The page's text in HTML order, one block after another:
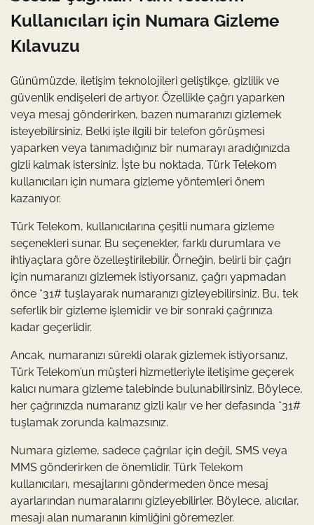
Kullanıcıları için Numara Gizleme
Kılavuzu
Günümüzde, iletişim teknolojileri geliştikçe, gizlilik ve
güvenlik endişeleri de artıyor. Özellikle çağrı yaparken
veya mesaj gönderirken, bazen numaranızı gizlemek
isteyebilirsiniz. Belki işle ilgili bir telefon görüşmesi
yaparken veya tanımadığınız bir numarayı aradığınızda
gizli kalmak istersiniz. İşte bu noktada, Türk Telekom
kullanıcıları için numara gizleme yöntemleri önem
kazanıyor.
Türk Telekom, kullanıcılarına çeşitli numara gizleme
seçenekleri sunar. Bu seçenekler, farklı durumlara ve
ihtiyaçlara göre özelleştirilebilir. Örneğin, belirli bir çağrı
için numaranızı gizlemek istiyorsanız, çağrı yapmadan
önce *31# tuşlayarak numaranızı gizleyebilirsiniz. Bu, tek
seferlik bir gizleme işlemidir ve bir sonraki çağrınıza
kadar geçerlidir.
Ancak, numaranızı sürekli olarak gizlemek istiyorsanız,
Türk Telekom’un müşteri hizmetleriyle iletişime geçerek
kalıcı numara gizleme talebinde bulunabilirsiniz. Böylece,
her çağrınızda numaranız gizli kalır ve her defasında *31#
tuşlamak zorunda kalmazsınız.
Numara gizleme, sadece çağrılar için değil, SMS veya
MMS gönderirken de önemlidir. Türk Telekom
kullanıcıları, mesajlarını göndermeden önce mesaj
ayarlarından numaralarını gizleyebilirler. Böylece, alıcılar,
mesajı alan numaranın kimliğini göremezler.